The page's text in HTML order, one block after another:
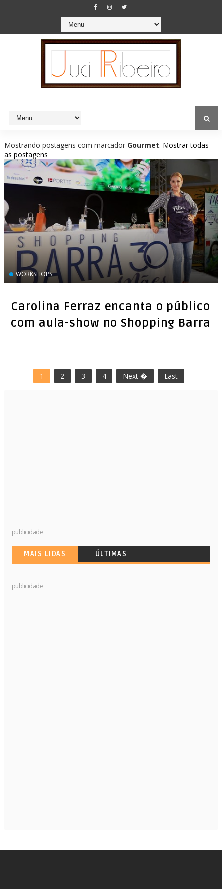
Mostrando postagens com marcador Gourmet. Mostrar todas
as postagens
WORKSHOPS
Carolina Ferraz encanta o público
com aula-show no Shopping Barra
1 2 3 4 Next � Last
publicidade
MAIS LIDAS ÚLTIMAS
publicidade